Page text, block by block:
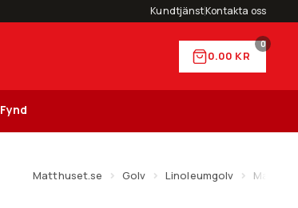
KundtjänstKontakta oss
0.00 KR
0
Fynd
Matthuset.se Golv Linoleumgolv